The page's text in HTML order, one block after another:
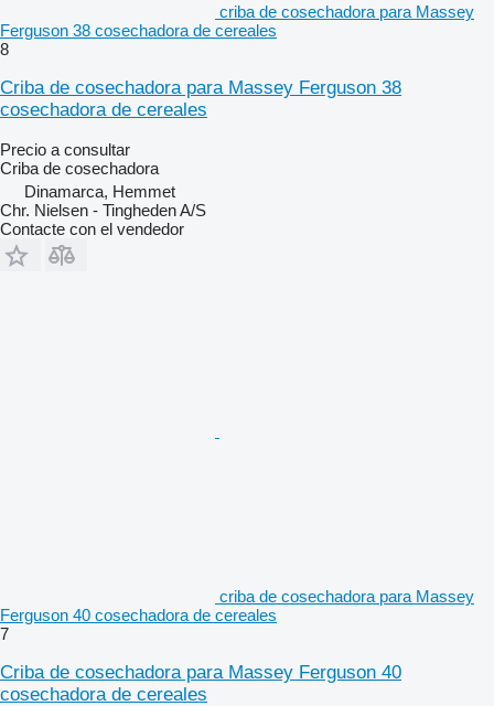
criba de cosechadora para Massey
Ferguson 38 cosechadora de cereales
8
Criba de cosechadora para Massey Ferguson 38
cosechadora de cereales
Precio a consultar
Criba de cosechadora
Dinamarca, Hemmet
Chr. Nielsen - Tingheden A/S
Contacte con el vendedor
criba de cosechadora para Massey
Ferguson 40 cosechadora de cereales
7
Criba de cosechadora para Massey Ferguson 40
cosechadora de cereales